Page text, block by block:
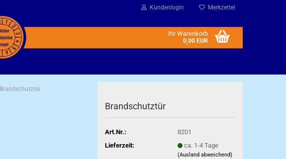
Kundenlogin Merkzettel
Ihr Warenkorb
0,00 EUR
Brandschutztür
Brandschutztür
Art.Nr.:
8201
Lieferzeit:
ca. 1-4 Tage
(Ausland abweichend)